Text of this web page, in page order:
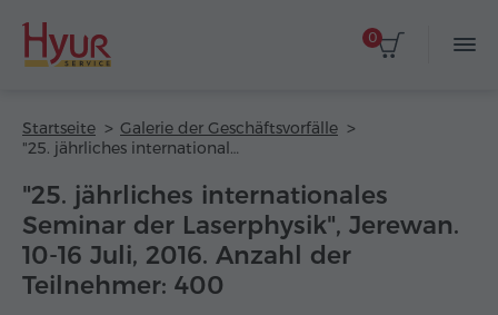
0
Startseite
Galerie der Geschäftsvorfälle
"25. jährliches internationales Seminar der Laserphysik", Jerewan. 10-16 Juli, 2016. Anzahl der Teilnehmer: 400
"25. jährliches internationales
Seminar der Laserphysik", Jerewan.
10-16 Juli, 2016. Anzahl der
Teilnehmer: 400